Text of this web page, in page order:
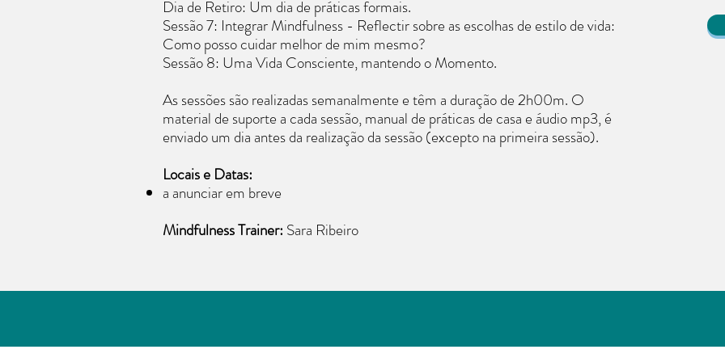
Dia de Retiro: Um dia de práticas formais.
Sessão 7: Integrar Mindfulness - Reflectir sobre as escolhas de estilo de vida:
Como posso cuidar melhor de mim mesmo?
Sessão 8: Uma Vida Consciente, mantendo o Momento.
As sessões são realizadas semanalmente e têm a duração de 2h00m. O
material de suporte a cada sessão, manual de práticas de casa e áudio mp3, é
enviado um dia antes da realização da sessão (excepto na primeira sessão).
Locais e Datas:
a anunciar em breve
Mindfulness Trainer: Sara Ribeiro